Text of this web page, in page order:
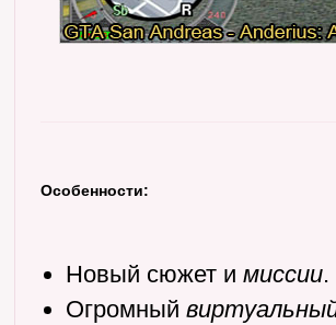
Особенности:
Новый сюжет и миссии.
Огромный